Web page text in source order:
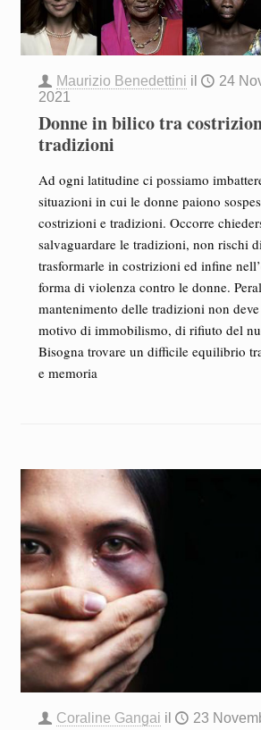
Maurizio Benedettini il
24
2021
Donne in bilico tra
tradizioni
Ad ogni latitudine ci possiamo
situazioni in cui le donne paiono
costrizioni e tradizioni. Occorre
salvaguardare le tradizioni, non rischi
trasformarle in costrizioni ed infine
forma di violenza contro le donne.
mantenimento delle tradizioni non deve
motivo di immobilismo, di rifiuto del
Bisogna trovare un difficile equilibrio
e memoria
Coraline Gangai il 23